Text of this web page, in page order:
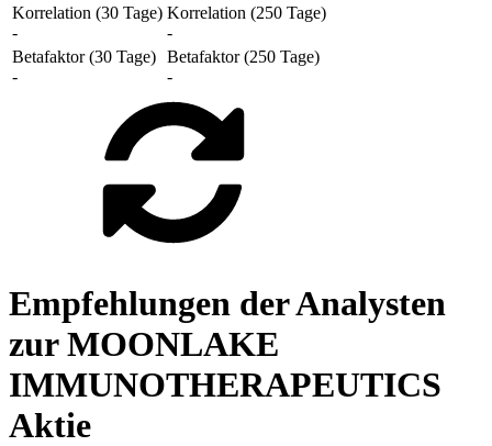
Korrelation (30 Tage)
-
Korrelation (250 Tage)
-
Betafaktor (30 Tage)
-
Betafaktor (250 Tage)
-
Empfehlungen der Analysten
zur MOONLAKE
IMMUNOTHERAPEUTICS
Aktie